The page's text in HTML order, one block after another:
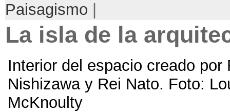
Paisagismo
La isla de la
Interior del espacio creado por
Nishizawa y Rei Nato. Foto:
McKnoulty